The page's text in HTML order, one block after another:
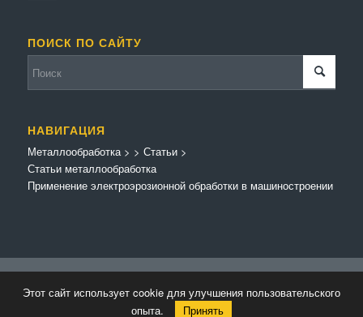
ПОИСК ПО САЙТУ
НАВИГАЦИЯ
Металлообработка>
Статьи металлообработка
> Статьи>
Применение электроэрозионной обработки в машиностроении
Kriesi
Этот сайт использует cookie для улучшения пользовательского
опыта.
Принять